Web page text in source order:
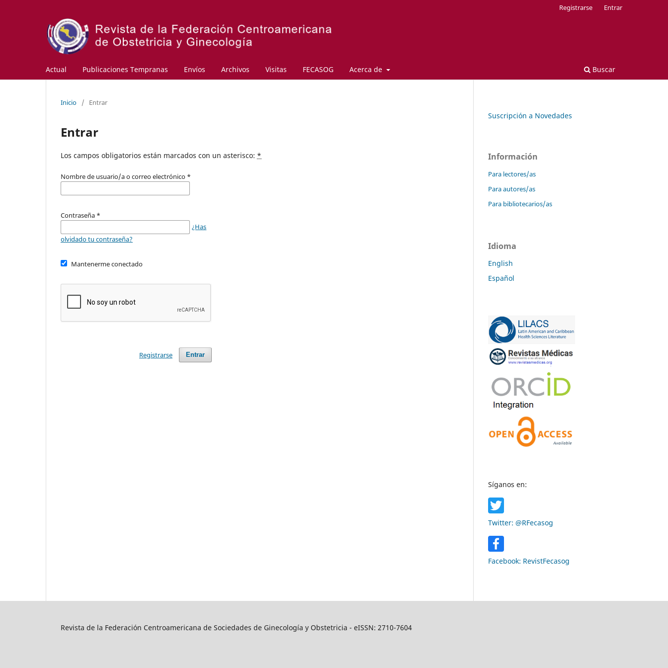
Actual Publicaciones Tempranas Envíos Archivos Visitas FECASOG Acerca de Buscar
Registrarse Entrar
Inicio / Entrar
Entrar
Los campos obligatorios están marcados con un asterisco: *
Nombre de usuario/a o correo electrónico *
Contraseña *
¿Has
olvidado tu contraseña?
Mantenerme conectado
Entrar
Registrarse
Suscripción a Novedades
Información
Para lectores/as
Para autores/as
Para bibliotecarios/as
Idioma
English
Español
Síganos en:
Twitter: @RFecasog
Facebook: RevistFecasog
Revista de la Federación Centroamericana de Sociedades de Ginecología y Obstetricia - eISSN: 2710­-7604